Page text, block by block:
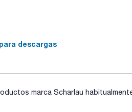
descargas
marca Scharlau